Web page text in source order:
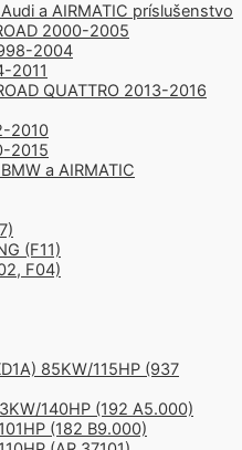
a AIRMATIC príslušenstvo
2000-2005
2004
2011
QUATTRO 2013-2016
2010
2015
a AIRMATIC
(F11)
F04)
85KW/115HP (937
140HP (192 A5.000)
(182 B9.000)